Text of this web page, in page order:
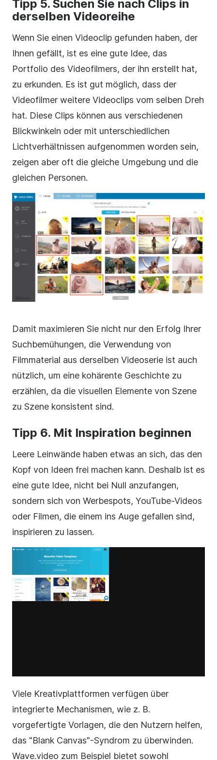
Tipp 5. Suchen Sie nach Clips in
derselben Videoreihe
Wenn Sie einen Videoclip gefunden haben, der
Ihnen gefällt, ist es eine gute Idee, das
Portfolio des Videofilmers, der ihn erstellt hat,
zu erkunden. Es ist gut möglich, dass der
Videofilmer weitere Videoclips vom selben Dreh
hat. Diese Clips können aus verschiedenen
Blickwinkeln oder mit unterschiedlichen
Lichtverhältnissen aufgenommen worden sein,
zeigen aber oft die gleiche Umgebung und die
gleichen Personen.
Damit maximieren Sie nicht nur den Erfolg Ihrer
Suchbemühungen, die Verwendung von
Filmmaterial aus derselben Videoserie ist auch
nützlich, um eine kohärente Geschichte zu
erzählen, da die visuellen Elemente von Szene
zu Szene konsistent sind.
Tipp 6. Mit Inspiration beginnen
Leere Leinwände haben etwas an sich, das den
Kopf von Ideen frei machen kann. Deshalb ist es
eine gute Idee, nicht bei Null anzufangen,
sondern sich von Werbespots, YouTube-Videos
oder Filmen, die einem ins Auge gefallen sind,
inspirieren zu lassen.
Viele Kreativplattformen verfügen über
integrierte Mechanismen, wie z. B.
vorgefertigte Vorlagen, die den Nutzern helfen,
das "Blank Canvas"-Syndrom zu überwinden.
Wave.video zum Beispiel bietet sowohl